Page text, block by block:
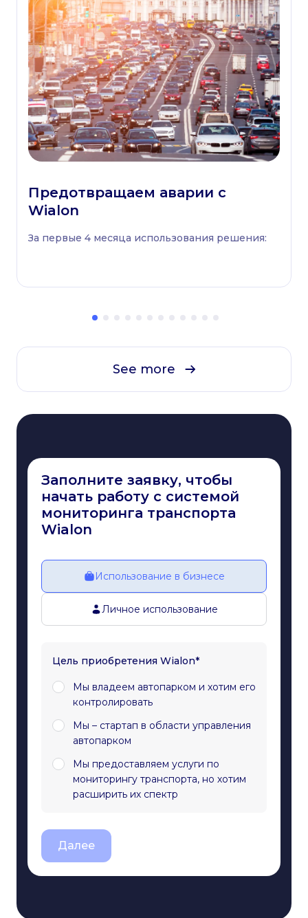
Предотвращаем аварии с
Wialon
За первые 4 месяца использования решения:
See more
Заполните заявку, чтобы
начать работу с системой
мониторинга транспорта
Wialon
Использование в бизнесе
Личное использование
Цель приобретения Wialon*
Мы владеем автопарком и хотим его
контролировать
Мы – стартап в области управления
автопарком
Мы предоставляем услуги по
мониторингу транспорта, но хотим
расширить их спектр
Далее